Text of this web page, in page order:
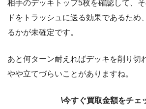
相手のデッキトップ5枚を確認して、
ドをトラッシュに送る効果であるため
るかが未確定です。
あと何ターン耐えればデッキを削り切
やや立てづらいことがありますね。
\今すぐ買取金額をチェ